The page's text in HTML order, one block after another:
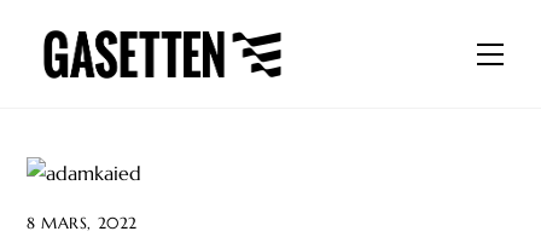
content
8 MARS, 2022